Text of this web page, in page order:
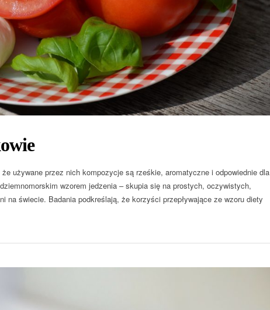
używane przez nich kompozycje są rześkie, aromatyczne i odpowiednie dla
wzorem jedzenia – skupia się na prostych, oczywistych,
na świecie. Badania podkreślają, że korzyści przepływające ze wzoru diety